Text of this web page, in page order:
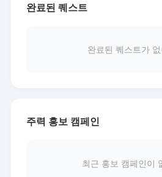
완료된 퀘스트
완료된 퀘스트가
주력 홍보 캠페인
최근 홍보 캠페인이